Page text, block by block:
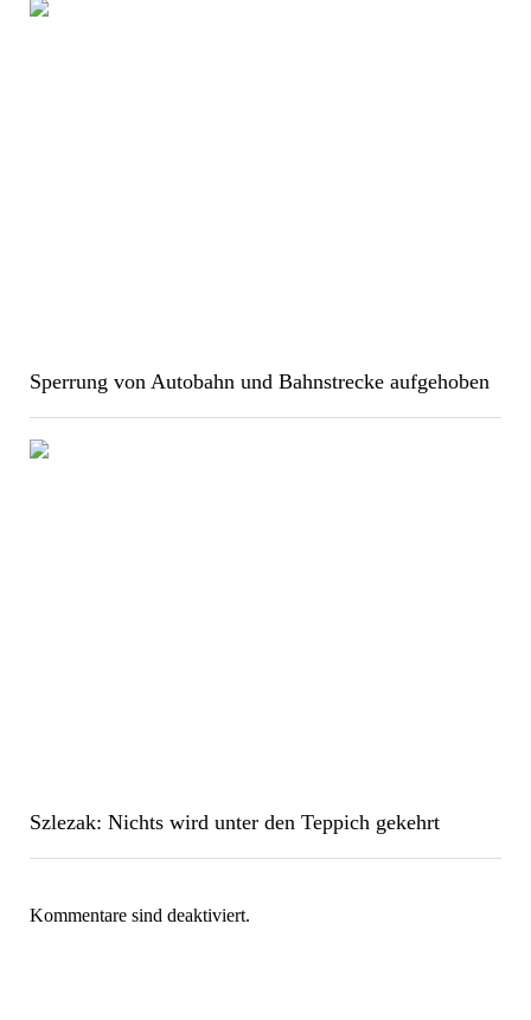
Sperrung von Autobahn und Bahnstrecke aufgehoben
Szlezak: Nichts wird unter den Teppich gekehrt
Kommentare sind deaktiviert.